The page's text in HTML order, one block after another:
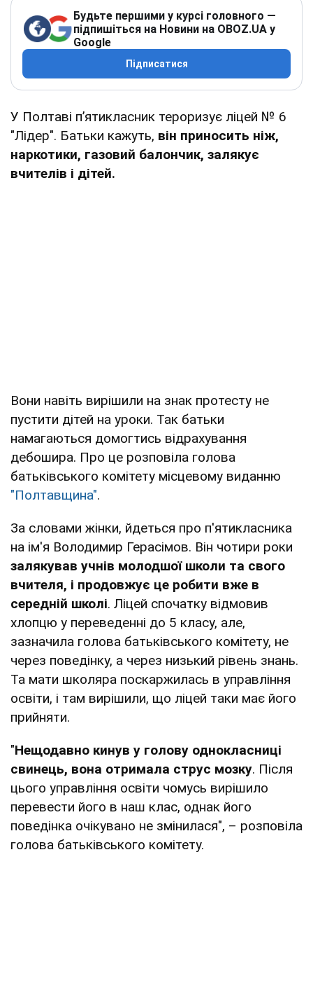
Будьте першими у курсі головного —
підпишіться на Новини на OBOZ.UA у
Google
Підписатися
У Полтаві п’ятикласник тероризує ліцей № 6
"Лідер". Батьки кажуть, він приносить ніж,
наркотики, газовий балончик, залякує
вчителів і дітей.
Вони навіть вирішили на знак протесту не
пустити дітей на уроки. Так батьки
намагаються домогтись відрахування
дебошира. Про це розповіла голова
батьківського комітету місцевому виданню
"Полтавщина".
За словами жінки, йдеться про п'ятикласника
на ім'я Володимир Герасімов. Він чотири роки
залякував учнів молодшої школи та свого
вчителя, і продовжує це робити вже в
середній школі. Ліцей спочатку відмовив
хлопцю у переведенні до 5 класу, але,
зазначила голова батьківського комітету, не
через поведінку, а через низький рівень знань.
Та мати школяра поскаржилась в управління
освіти, і там вирішили, що ліцей таки має його
прийняти.
"Нещодавно кинув у голову однокласниці
свинець, вона отримала струс мозку. Після
цього управління освіти чомусь вирішило
перевести його в наш клас, однак його
поведінка очікувано не змінилася", – розповіла
голова батьківського комітету.